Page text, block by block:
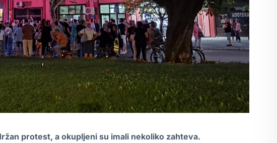
protest, a okupljeni su imali nekoliko zahteva.